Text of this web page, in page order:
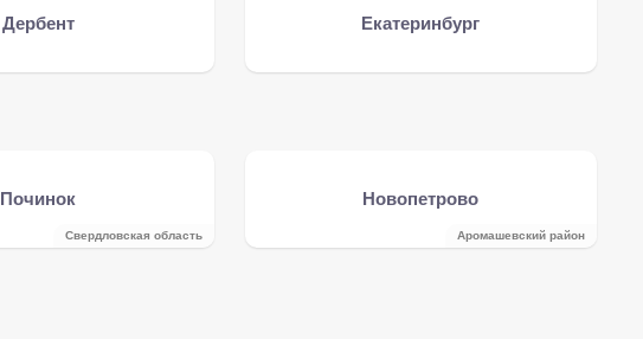
Дербент Екатеринбург
Починок
Свердловская область
Новопетрово
Аромашевский район